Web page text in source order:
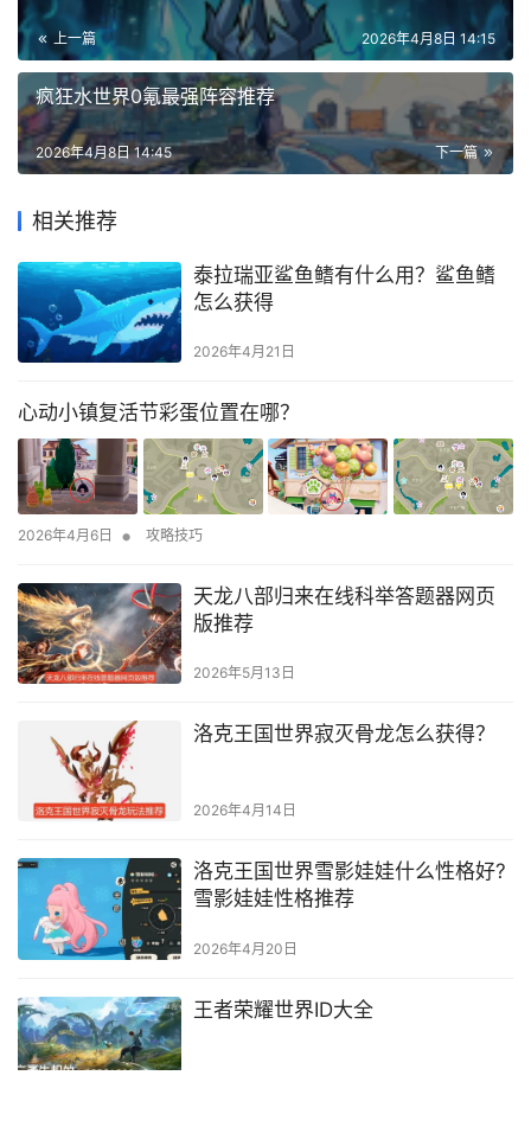
上一篇 2026年4月8日 14:15
疯狂水世界0氪最强阵容推荐
下一篇
2026年4月8日 14:45
相关推荐
泰拉瑞亚鲨鱼鳍有什么用？鲨鱼鳍
怎么获得
2026年4月21日
心动小镇复活节彩蛋位置在哪？
2026年4月6日 • 攻略技巧
天龙八部归来在线科举答题器网页
版推荐
2026年5月13日
洛克王国世界寂灭骨龙怎么获得？
2026年4月14日
洛克王国世界雪影娃娃什么性格好?
雪影娃娃性格推荐
2026年4月20日
王者荣耀世界ID大全